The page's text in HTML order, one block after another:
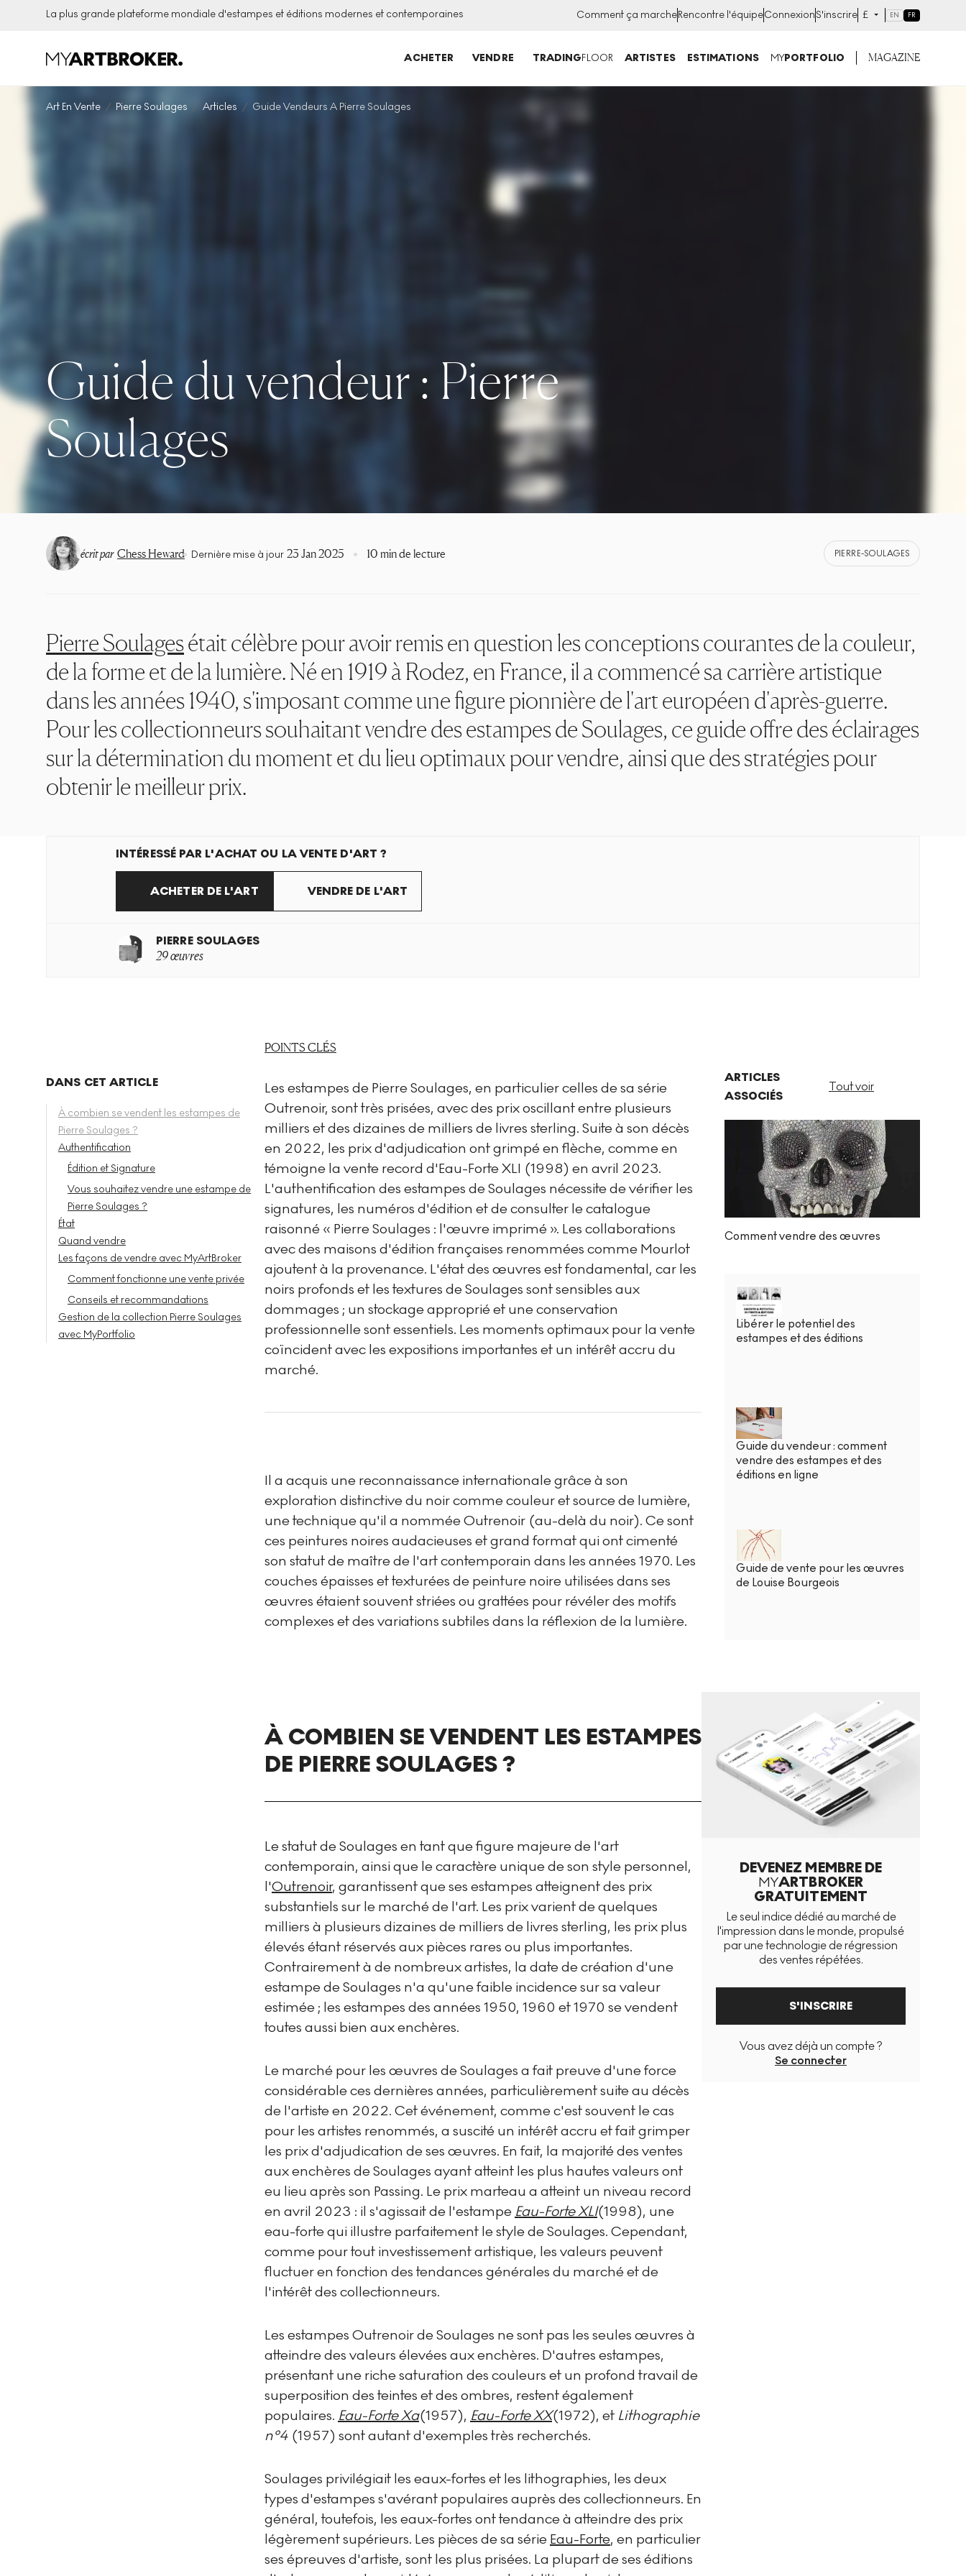
La plus grande plateforme mondiale d'estampes et éditions modernes et contemporaines Comment ça marcheRencontre l'équipeConnexionS'inscrire £ EN FR
ACHETER VENDRE TRADINGFLOOR ARTISTES ESTIMATIONS MYPORTFOLIO MAGAZINE
Art En Vente Pierre Soulages Articles Guide Vendeurs A Pierre Soulages
Guide du vendeur : Pierre
Soulages
écrit par Chess Heward• Dernière mise à jour 23 Jan 2025 10 min de lecture PIERRE-SOULAGES
Pierre Soulagesétait célèbre pour avoir remis en question les conceptions courantes de la couleur,
de la forme et de la lumière. Né en 1919 à Rodez, en France, il a commencé sa carrière artistique
dans les années 1940, s'imposant comme une figure pionnière de l'art européen d'après-guerre.
Pour les collectionneurs souhaitant vendre des estampes de Soulages, ce guide offre des éclairages
sur la détermination du moment et du lieu optimaux pour vendre, ainsi que des stratégies pour
obtenir le meilleur prix.
INTÉRESSÉ PAR L'ACHAT OU LA VENTE D'ART ?
ACHETER DE L'ART VENDRE DE L'ART
PIERRE SOULAGES
29 œuvres
DANS CET ARTICLE
À combien se vendent les estampes de
Pierre Soulages ?
Authentification
Édition et Signature
Vous souhaitez vendre une estampe de
Pierre Soulages ?
État
Quand vendre
Les façons de vendre avec MyArtBroker
Comment fonctionne une vente privée
Conseils et recommandations
Gestion de la collection Pierre Soulages
avec MyPortfolio
POINTS CLÉS
Les estampes de Pierre Soulages, en particulier celles de sa série
Outrenoir, sont très prisées, avec des prix oscillant entre plusieurs
milliers et des dizaines de milliers de livres sterling. Suite à son décès
en 2022, les prix d'adjudication ont grimpé en flèche, comme en
témoigne la vente record d'Eau-Forte XLI (1998) en avril 2023.
L'authentification des estampes de Soulages nécessite de vérifier les
signatures, les numéros d'édition et de consulter le catalogue
raisonné « Pierre Soulages : l'œuvre imprimé ». Les collaborations
avec des maisons d'édition françaises renommées comme Mourlot
ajoutent à la provenance. L'état des œuvres est fondamental, car les
noirs profonds et les textures de Soulages sont sensibles aux
dommages ; un stockage approprié et une conservation
professionnelle sont essentiels. Les moments optimaux pour la vente
coïncident avec les expositions importantes et un intérêt accru du
marché.
Il a acquis une reconnaissance internationale grâce à son
exploration distinctive du noir comme couleur et source de lumière,
une technique qu'il a nommée Outrenoir (au-delà du noir). Ce sont
ces peintures noires audacieuses et grand format qui ont cimenté
son statut de maître de l'art contemporain dans les années 1970. Les
couches épaisses et texturées de peinture noire utilisées dans ses
œuvres étaient souvent striées ou grattées pour révéler des motifs
complexes et des variations subtiles dans la réflexion de la lumière.
À COMBIEN SE VENDENT LES ESTAMPES
DE PIERRE SOULAGES ?
Le statut de Soulages en tant que figure majeure de l'art
contemporain, ainsi que le caractère unique de son style personnel,
l'Outrenoir, garantissent que ses estampes atteignent des prix
substantiels sur le marché de l'art. Les prix varient de quelques
milliers à plusieurs dizaines de milliers de livres sterling, les prix plus
élevés étant réservés aux pièces rares ou plus importantes.
Contrairement à de nombreux artistes, la date de création d'une
estampe de Soulages n'a qu'une faible incidence sur sa valeur
estimée ; les estampes des années 1950, 1960 et 1970 se vendent
toutes aussi bien aux enchères.
Le marché pour les œuvres de Soulages a fait preuve d'une force
considérable ces dernières années, particulièrement suite au décès
de l'artiste en 2022. Cet événement, comme c'est souvent le cas
pour les artistes renommés, a suscité un intérêt accru et fait grimper
les prix d'adjudication de ses œuvres. En fait, la majorité des ventes
aux enchères de Soulages ayant atteint les plus hautes valeurs ont
eu lieu après son Passing. Le prix marteau a atteint un niveau record
en avril 2023 : il s'agissait de l'estampe Eau-Forte XLI(1998), une
eau-forte qui illustre parfaitement le style de Soulages. Cependant,
comme pour tout investissement artistique, les valeurs peuvent
fluctuer en fonction des tendances générales du marché et de
l'intérêt des collectionneurs.
Les estampes Outrenoir de Soulages ne sont pas les seules œuvres à
atteindre des valeurs élevées aux enchères. D'autres estampes,
présentant une riche saturation des couleurs et un profond travail de
superposition des teintes et des ombres, restent également
populaires. Eau-Forte Xa(1957), Eau-Forte XX(1972), et Lithographie
n°4 (1957) sont autant d'exemples très recherchés.
Soulages privilégiait les eaux-fortes et les lithographies, les deux
types d'estampes s'avérant populaires auprès des collectionneurs. En
général, toutefois, les eaux-fortes ont tendance à atteindre des prix
légèrement supérieurs. Les pièces de sa série Eau-Forte, en particulier
ses épreuves d'artiste, sont les plus prisées. La plupart de ses éditions
ARTICLES
ASSOCIÉS
Tout voir
Comment vendre des œuvres
Libérer le potentiel des
estampes et des éditions
Guide du vendeur : comment
vendre des estampes et des
éditions en ligne
Guide de vente pour les œuvres
de Louise Bourgeois
DEVENEZ MEMBRE DE
MYARTBROKER
GRATUITEMENT
Le seul indice dédié au marché de
l'impression dans le monde, propulsé
par une technologie de régression
des ventes répétées.
S'INSCRIRE
Vous avez déjà un compte ?
Se connecter